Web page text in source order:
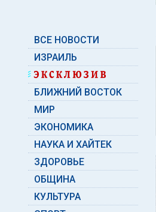
ВСЕ НОВОСТИ
ИЗРАИЛЬ
БЛИЖНИЙ ВОСТОК
МИР
ЭКОНОМИКА
НАУКА И ХАЙТЕК
ЗДОРОВЬЕ
ОБЩИНА
КУЛЬТУРА